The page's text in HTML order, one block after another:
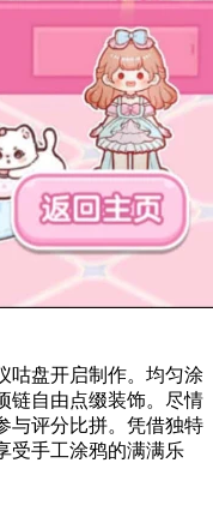
咕盘开启制作。均匀涂
链自由点缀装饰。尽情
与评分比拼。凭借独特
受手工涂鸦的满满乐